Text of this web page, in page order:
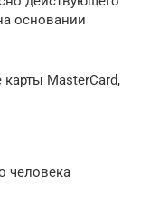
основании
MasterCard,
человека